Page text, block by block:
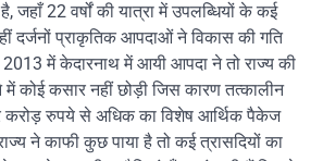
जहाँ 22 वर्षों की यात्रा में उपलब्धियों के कई
दर्जनों प्राकृतिक आपदाओं ने विकास की गति
2013 में केदारनाथ में आयी आपदा ने तो राज्य की
में कोई कसार नहीं छोड़ी जिस कारण तत्कालीन
करोड़ रुपये से अधिक का विशेष आर्थिक पैकेज
ने काफी कुछ पाया है तो कई त्रासदियों का